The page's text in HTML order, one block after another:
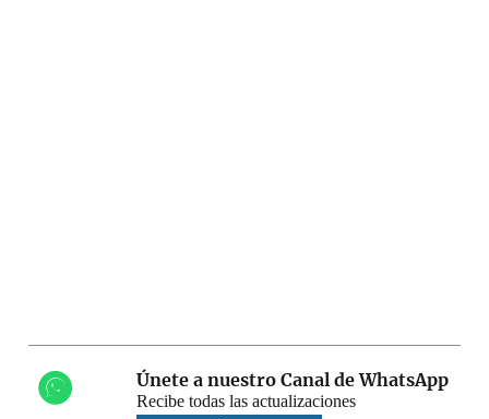
Únete a nuestro Canal de WhatsApp
Recibe todas las actualizaciones